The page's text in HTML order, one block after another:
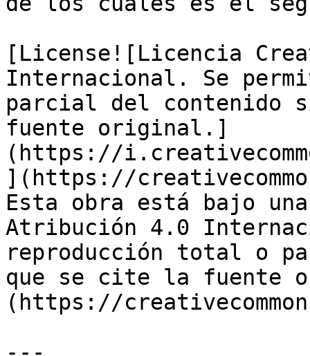
[License![Licencia
Internacional. Se
parcial del contenido
fuente original.]
(https://
](https://
Esta obra está bajo
Atribución 4.0
reproducción total o
que se cite la fuente
(https://